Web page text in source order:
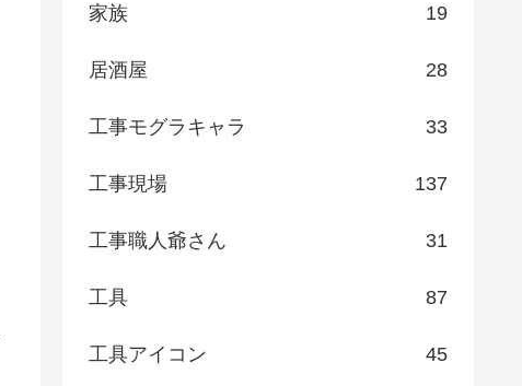
家族 19
居酒屋 28
工事モグラキャラ 33
工事現場 137
工事職人爺さん 31
工具 87
工具アイコン 45